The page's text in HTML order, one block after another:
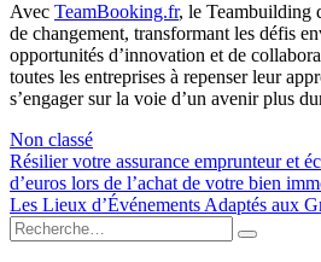
Avec TeamBooking.fr, le Teambuilding
de changement, transformant les défis
opportunités d’innovation et de
toutes les entreprises à repenser leur
s’engager sur la voie d’un avenir plus
Non classé
Navigation
de
l’article
Résilier votre assurance emprunteur et
d’euros lors de l’achat de votre bien
Les Lieux d’Événements Adaptés aux
Rechercher
:
Rechercher